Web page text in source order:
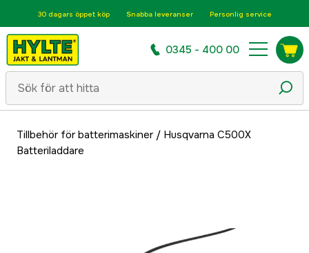
30 dagars öppet köp Snabba leveranser Personlig service
0345 - 400 00
Tillbehör för batterimaskiner/ Husqvarna C500X
Batteriladdare